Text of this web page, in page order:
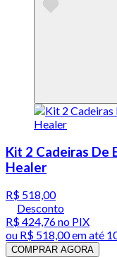
Kit 2 Cadeiras De
Healer
R$ 518,00
Desconto
R$ 424,76no PIX
ou R$ 518,00em até
COMPRAR AGORA